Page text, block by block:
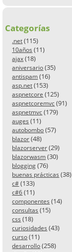
Categorías
.net (115)
10años (11)
ajax (18)
aniversario (35)
antispam (16)
asp.net (153)
aspnetcore (125)
aspnetcoremvc (91)
aspnetmvc (179)
auges (11)
autobombo (57)
blazor (48)
blazorserver (29)
blazorwasm (30)
blogging (76)
buenas prácticas (38)
c# (133)
c#6 (11)
componentes (14)
consultas (15)
css (18)
curiosidades (43)
curso (11)
desarrollo (258)